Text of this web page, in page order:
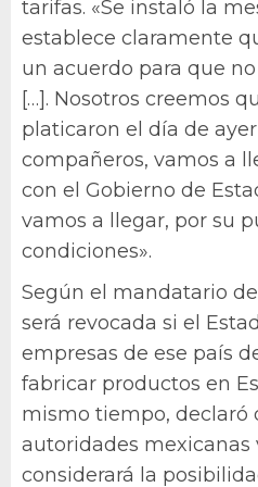
tarifas. «Se instaló la
establece claramente
un acuerdo para que
[…]. Nosotros creemos
platicaron el día de
compañeros, vamos a
con el Gobierno de
vamos a llegar, por su
condiciones».
Según el mandatario
será revocada si el
empresas de ese país
fabricar productos en
mismo tiempo, declaró
autoridades mexicanas
considerará la